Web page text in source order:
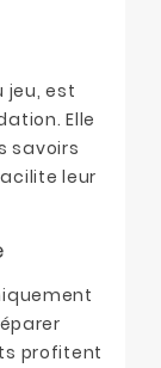
jeu, est
Elle
savoirs
leur
profitent